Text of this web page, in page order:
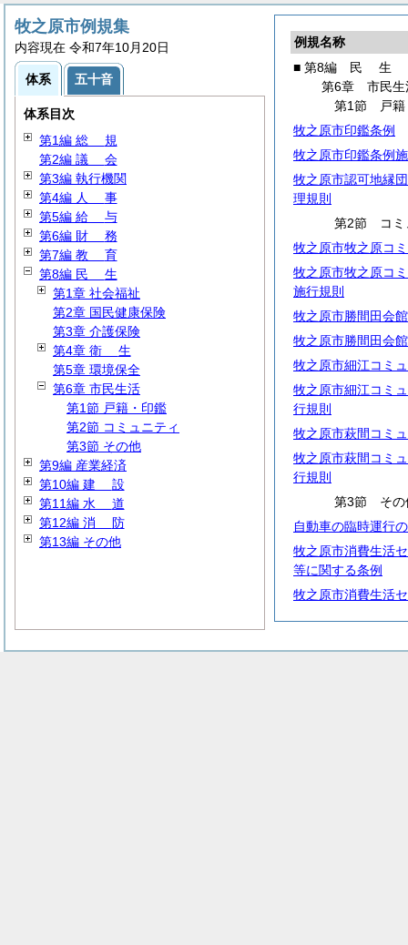
例規名称
■ 第8編
民 生
第6章 市民生
第1節 戸籍
牧之原市印鑑条例
牧之原市印鑑条例
牧之原市認可地縁
理規則
第2節 コミ
牧之原市牧之原コ
牧之原市牧之原コ
施行規則
牧之原市勝間田会
牧之原市勝間田会
牧之原市細江コミ
牧之原市細江コミ
行規則
牧之原市萩間コミ
牧之原市萩間コミ
行規則
第3節 その
自動車の臨時運行
牧之原市消費生活
等に関する条例
牧之原市消費生活
牧之原市例規集
内容現在 令和7年10月20日
体系 五十音
体系目次
第1編 総 規
第2編 議 会
第3編 執行機関
第4編 人 事
第5編 給 与
第6編 財 務
第7編 教 育
第8編 民 生
第1章 社会福祉
第2章 国民健康保険
第3章 介護保険
第4章 衛 生
第5章 環境保全
第6章 市民生活
第1節 戸籍・印鑑
第2節 コミュニティ
第3節 その他
第9編 産業経済
第10編 建 設
第11編 水 道
第12編 消 防
第13編 その他